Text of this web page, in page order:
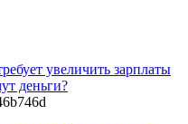
увеличить зарплаты
деньги?